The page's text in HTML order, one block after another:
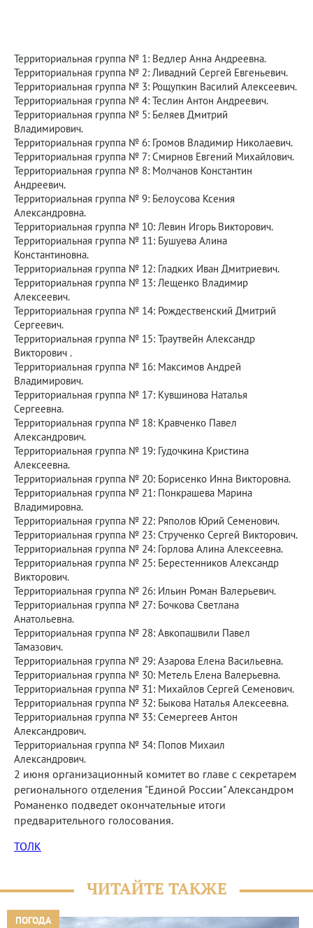
Территориальная группа № 1: Ведлер Анна Андреевна.
Территориальная группа № 2: Ливадний Сергей Евгеньевич.
Территориальная группа № 3: Рощупкин Василий Алексеевич.
Территориальная группа № 4: Теслин Антон Андреевич.
Территориальная группа № 5: Беляев Дмитрий
Владимирович.
Территориальная группа № 6: Громов Владимир Николаевич.
Территориальная группа № 7: Смирнов Евгений Михайлович.
Территориальная группа № 8: Молчанов Константин
Андреевич.
Территориальная группа № 9: Белоусова Ксения
Александровна.
Территориальная группа № 10: Левин Игорь Викторович.
Территориальная группа № 11: Бушуева Алина
Константиновна.
Территориальная группа № 12: Гладких Иван Дмитриевич.
Территориальная группа № 13: Лещенко Владимир
Алексеевич.
Территориальная группа № 14: Рождественский Дмитрий
Сергеевич.
Территориальная группа № 15: Траутвейн Александр
Викторович .
Территориальная группа № 16: Максимов Андрей
Владимирович.
Территориальная группа № 17: Кувшинова Наталья
Сергеевна.
Территориальная группа № 18: Кравченко Павел
Александрович.
Территориальная группа № 19: Гудочкина Кристина
Алексеевна.
Территориальная группа № 20: Борисенко Инна Викторовна.
Территориальная группа № 21: Понкрашева Марина
Владимировна.
Территориальная группа № 22: Ряполов Юрий Семенович.
Территориальная группа № 23: Струченко Сергей Викторович.
Территориальная группа № 24: Горлова Алина Алексеевна.
Территориальная группа № 25: Берестенников Александр
Викторович.
Территориальная группа № 26: Ильин Роман Валерьевич.
Территориальная группа № 27: Бочкова Светлана
Анатольевна.
Территориальная группа № 28: Авкопашвили Павел
Тамазович.
Территориальная группа № 29: Азарова Елена Васильевна.
Территориальная группа № 30: Метель Елена Валерьевна.
Территориальная группа № 31: Михайлов Сергей Семенович.
Территориальная группа № 32: Быкова Наталья Алексеевна.
Территориальная группа № 33: Семергеев Антон
Александрович.
Территориальная группа № 34: Попов Михаил
Александрович.
2 июня организационный комитет во главе с секретарем
регионального отделения "Единой России" Александром
Романенко подведет окончательные итоги
предварительного голосования.
ТОЛК
ЧИТАЙТЕ ТАКЖЕ
ПОГОДА